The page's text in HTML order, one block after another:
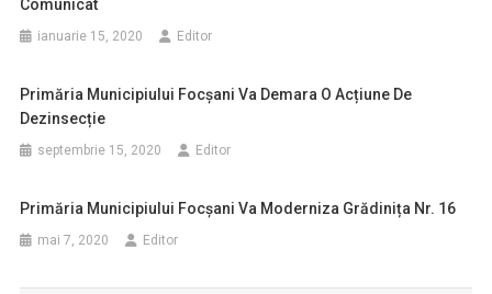
Comunicat
ianuarie 15, 2020 Editor
Primăria Municipiului Focșani Va Demara O Acțiune De
Dezinsecție
septembrie 15, 2020 Editor
Primăria Municipiului Focșani Va Moderniza Grădinița Nr. 16
mai 7, 2020 Editor